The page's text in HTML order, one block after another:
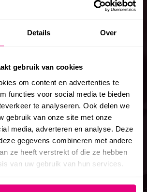
Details Over
gebruik van cookies
om content en advertenties te
functies voor social media te bieden
te analyseren. Ook delen we
gebruik van onze site met onze
media, adverteren en analyse. Deze
gegevens combineren met andere
ze heeft verstrekt of die ze hebben
van uw gebruik van hun services.
WEBSITE LATEN MAKEN
OPTIMALISATIE (SEO)
& ONDERHOUD
blog